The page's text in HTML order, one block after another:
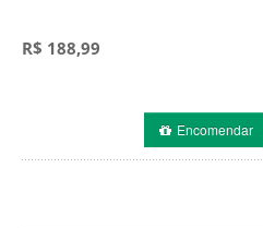
R$ 188,99
Encomendar